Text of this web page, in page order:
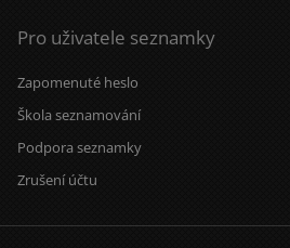
Pro uživatele seznamky
Zapomenuté heslo
Škola seznamování
Podpora seznamky
Zrušení účtu